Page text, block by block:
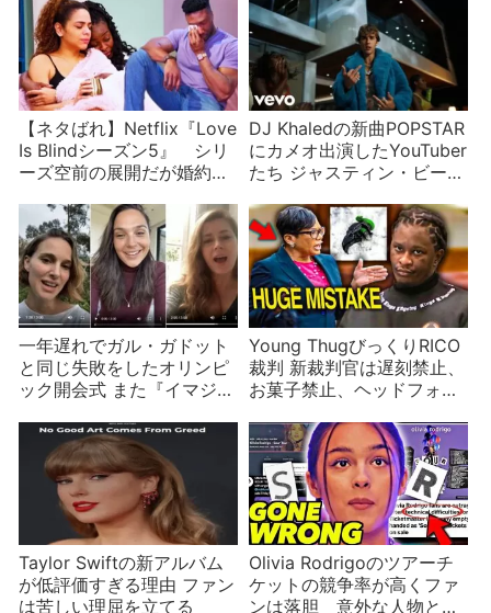
【ネタばれ】Netflix『Love
Is Blindシーズン5』 シリ
ーズ空前の展開だが婚約者
DJ Khaledの新曲POPSTAR
にカメオ出演したYouTuber
たち ジャスティン・ビーバ
一年遅れでガル・ガドット
と同じ失敗をしたオリンピ
ック開会式 また『イマジ
Young ThugびっくりRICO
裁判 新裁判官は遅刻禁止、
お菓子禁止、ヘッドフォン
壊状態解消なるか
Taylor Swiftの新アルバム
が低評価すぎる理由 ファン
は苦しい理屈を立てる
Olivia Rodrigoのツアーチ
ケットの競争率が高くファ
ンは落胆 意外な人物との